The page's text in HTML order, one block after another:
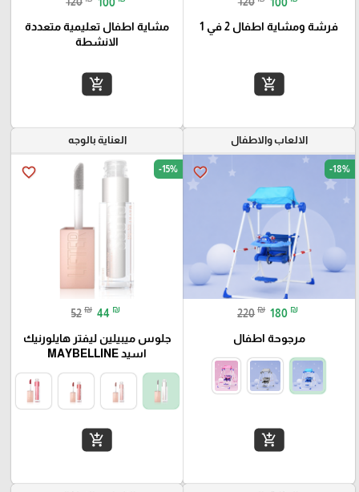
فرشة ومشاية اطفال 2 في 1
add_shopping_cart
مشاية اطفال تعليمية متعددة
الانشطة
add_shopping_cart
الالعاب والاطفال
favorite_border -18%
220 ₪ 180 ₪
مرجوحة اطفال
add_shopping_cart
العناية بالوجه
favorite_border -15%
52 ₪ 44 ₪
جلوس میبیلین لیفتر هايلورنيك
اسيد MAYBELLINE
add_shopping_cart